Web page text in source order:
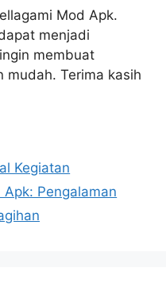
Mod Apk.
menjadi
membuat
mudah. Terima kasih
Kegiatan
Pengalaman